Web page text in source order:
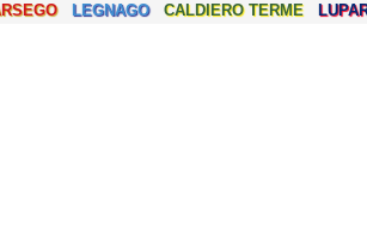
LEGNAGO CALDIERO TERME